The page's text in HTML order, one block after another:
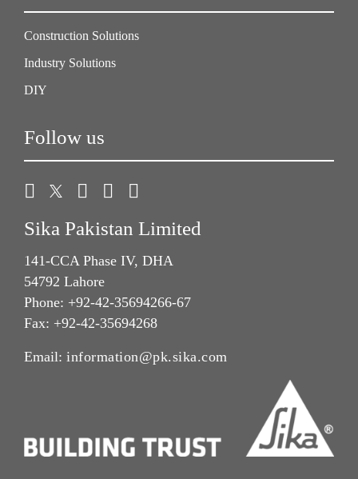
Construction Solutions
Industry Solutions
DIY
Follow us
Sika Pakistan Limited
141-CCA Phase IV, DHA
54792 Lahore
Phone: +92-42-35694266-67
Fax: +92-42-35694268
Email: information@pk.sika.com